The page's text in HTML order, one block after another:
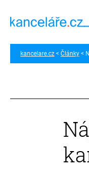
kancelare.cz Články